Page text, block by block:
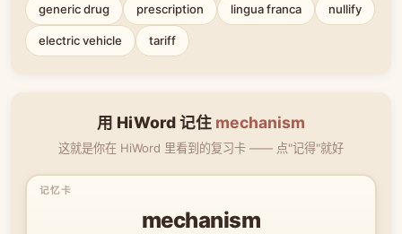
generic drug prescription lingua franca nullify
electric vehicle tariff
用 HiWord 记住 mechanism
这就是你在 HiWord 里看到的复习卡 —— 点"记得"就好
mechanism